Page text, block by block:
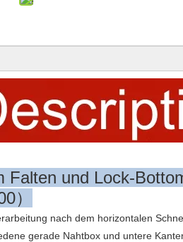
und Lock-
）
nach dem horizontalen
gerade Nahtbox und untere